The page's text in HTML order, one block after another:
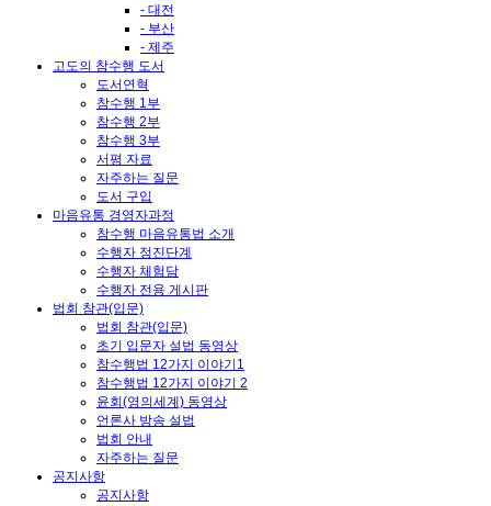
- 대전
- 부산
- 제주
고도의 참수행 도서
도서연혁
참수행 1부
참수행 2부
참수행 3부
서평 자료
자주하는 질문
도서 구입
마음유통 경영자과정
참수행 마음유통법 소개
수행자 정진단계
수행자 체험담
수행자 전용 게시판
법회 참관(입문)
법회 참관(입문)
초기 입문자 설법 동영상
참수행법 12가지 이야기1
참수행법 12가지 이야기 2
윤회(영의세계) 동영상
언론사 방송 설법
법회 안내
자주하는 질문
공지사항
공지사항